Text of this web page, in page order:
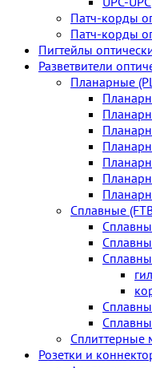
Патч-корды
Патч-корды
Пигтейлы
Разветвители
Планарные
Сплавные
Сплиттерные
Розетки и